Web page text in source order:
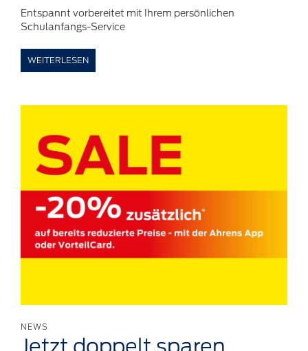
Entspannt vorbereitet mit Ihrem persönlichen
Schulanfangs-Service
WEITERLESEN
NEWS